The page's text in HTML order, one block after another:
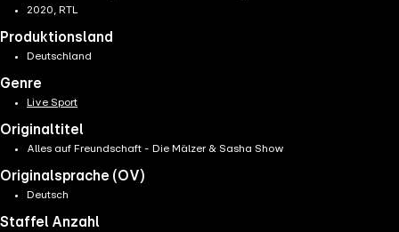
2020, RTL
Produktionsland
Deutschland
Genre
Live Sport
Originaltitel
Alles auf Freundschaft - Die Mälzer & Sasha Show
Originalsprache (OV)
Deutsch
Staffel Anzahl